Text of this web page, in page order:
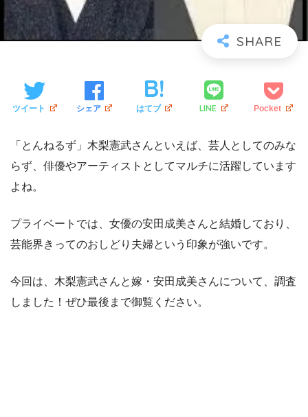
ツイート シェア はてブ LINE Pocket
「とんねるず」木梨憲武さんといえば、芸人としてのみな
らず、俳優やアーティストとしてマルチに活躍しています
よね。
プライベートでは、女優の安田成美さんと結婚しており、
芸能界きってのおしどり夫婦という印象が強いです。
今回は、木梨憲武さんと嫁・安田成美さんについて、調査
しました！ぜひ最後まで御覧ください。